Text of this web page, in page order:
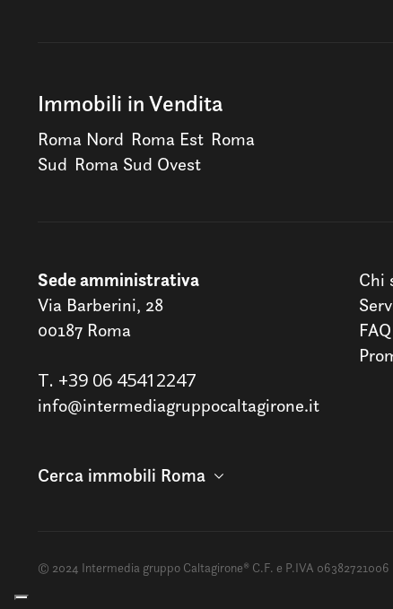
Immobili in Vendita
Roma Nord Roma Est Roma
Sud Roma Sud Ovest
Sede amministrativa
Via Barberini, 28
00187 Roma
T. +39 06 45412247
info@intermediagruppocaltagirone.it
Chi
FAQ
Cerca immobili Roma
© 2024 Intermedia gruppo Caltagirone® C.F. e P.IVA 06382721006